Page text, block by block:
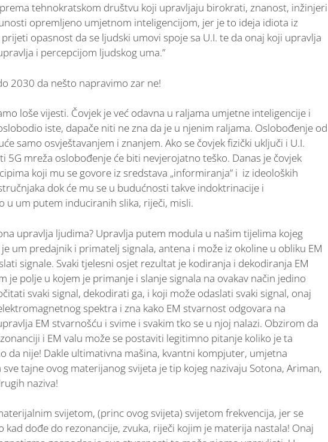
prema tehnokratskom društvu koji upravljaju birokrati, znanost, inžinjeri
opremljeno umjetnom inteligencijom, jer je to ideja idiota iz
opasnost da se ljudski umovi spoje sa U.I. te da onaj koji upravlja
i percepcijom ljudskog uma.”
2030 da nešto napravimo zar ne!
loše vijesti. Čovjek je već odavna u raljama umjetne inteligencije i
iste, dapače niti ne zna da je u njenim raljama. Oslobođenje od
samo osvještavanjem i znanjem. Ako se čovjek fizički uključi i U.I.
5G mreža oslobođenje će biti nevjerojatno teško. Danas je čovjek
koji mu se govore iz sredstava „informiranja” i iz ideoloških
dok će mu se u budućnosti takve indoktrinacije i
u um putem induciranih slika, riječi, misli.
upravlja ljudima? Upravlja putem modula u našim tijelima kojeg
um predajnik i primatelj signala, antena i može iz okoline u obliku EM
signale. Svaki tjelesni osjet rezultat je kodiranja i dekodiranja EM
je polje u kojem je primanje i slanje signala na ovakav način jedino
svaki signal, dekodirati ga, i koji može odaslati svaki signal, onaj
spektra i zna kako EM stvarnost odgovara na
EM stvarnošću i svime i svakim tko se u njoj nalazi. Obzirom da
i EM valu može se postaviti legitimno pitanje koliko je ta
da nije! Dakle ultimativna mašina, kvantni kompjuter, umjetna
tajne ovog materijanog svijeta je tip kojeg nazivaju Sotona, Ariman,
naziva!
svijetom, (princ ovog svijeta) svijetom frekvencija, jer se
dođe do rezonancije, zvuka, riječi kojim je materija nastala! Onaj